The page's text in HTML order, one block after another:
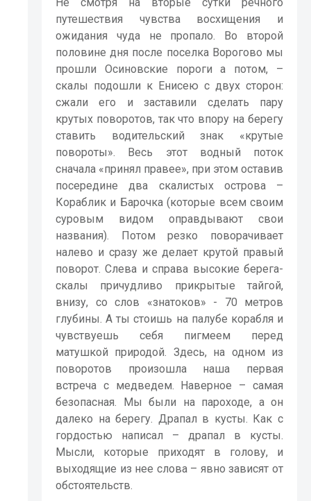
путешествия чувства восхищения и
ожидания чуда не пропало. Во второй
половине дня после поселка Ворогово мы
прошли Осиновские пороги а потом, –
скалы подошли к Енисею с двух сторон:
сжали его и заставили сделать пару
крутых поворотов, так что впору на берегу
ставить водительский знак «крутые
повороты». Весь этот водный поток
сначала «принял правее», при этом оставив
посередине два скалистых острова –
Кораблик и Барочка (которые всем своим
суровым видом оправдывают свои
названия). Потом резко поворачивает
налево и сразу же делает крутой правый
поворот. Слева и справа высокие берега-
скалы причудливо прикрытые тайгой,
внизу, со слов «знатоков» - 70 метров
глубины. А ты стоишь на палубе корабля и
чувствуешь себя пигмеем перед
матушкой природой. Здесь, на одном из
поворотов произошла наша первая
встреча с медведем. Наверное – самая
безопасная. Мы были на пароходе, а он
далеко на берегу. Драпал в кусты. Как с
гордостью написал – драпал в кусты.
Мысли, которые приходят в голову, и
выходящие из нее слова – явно зависят от
обстоятельств.